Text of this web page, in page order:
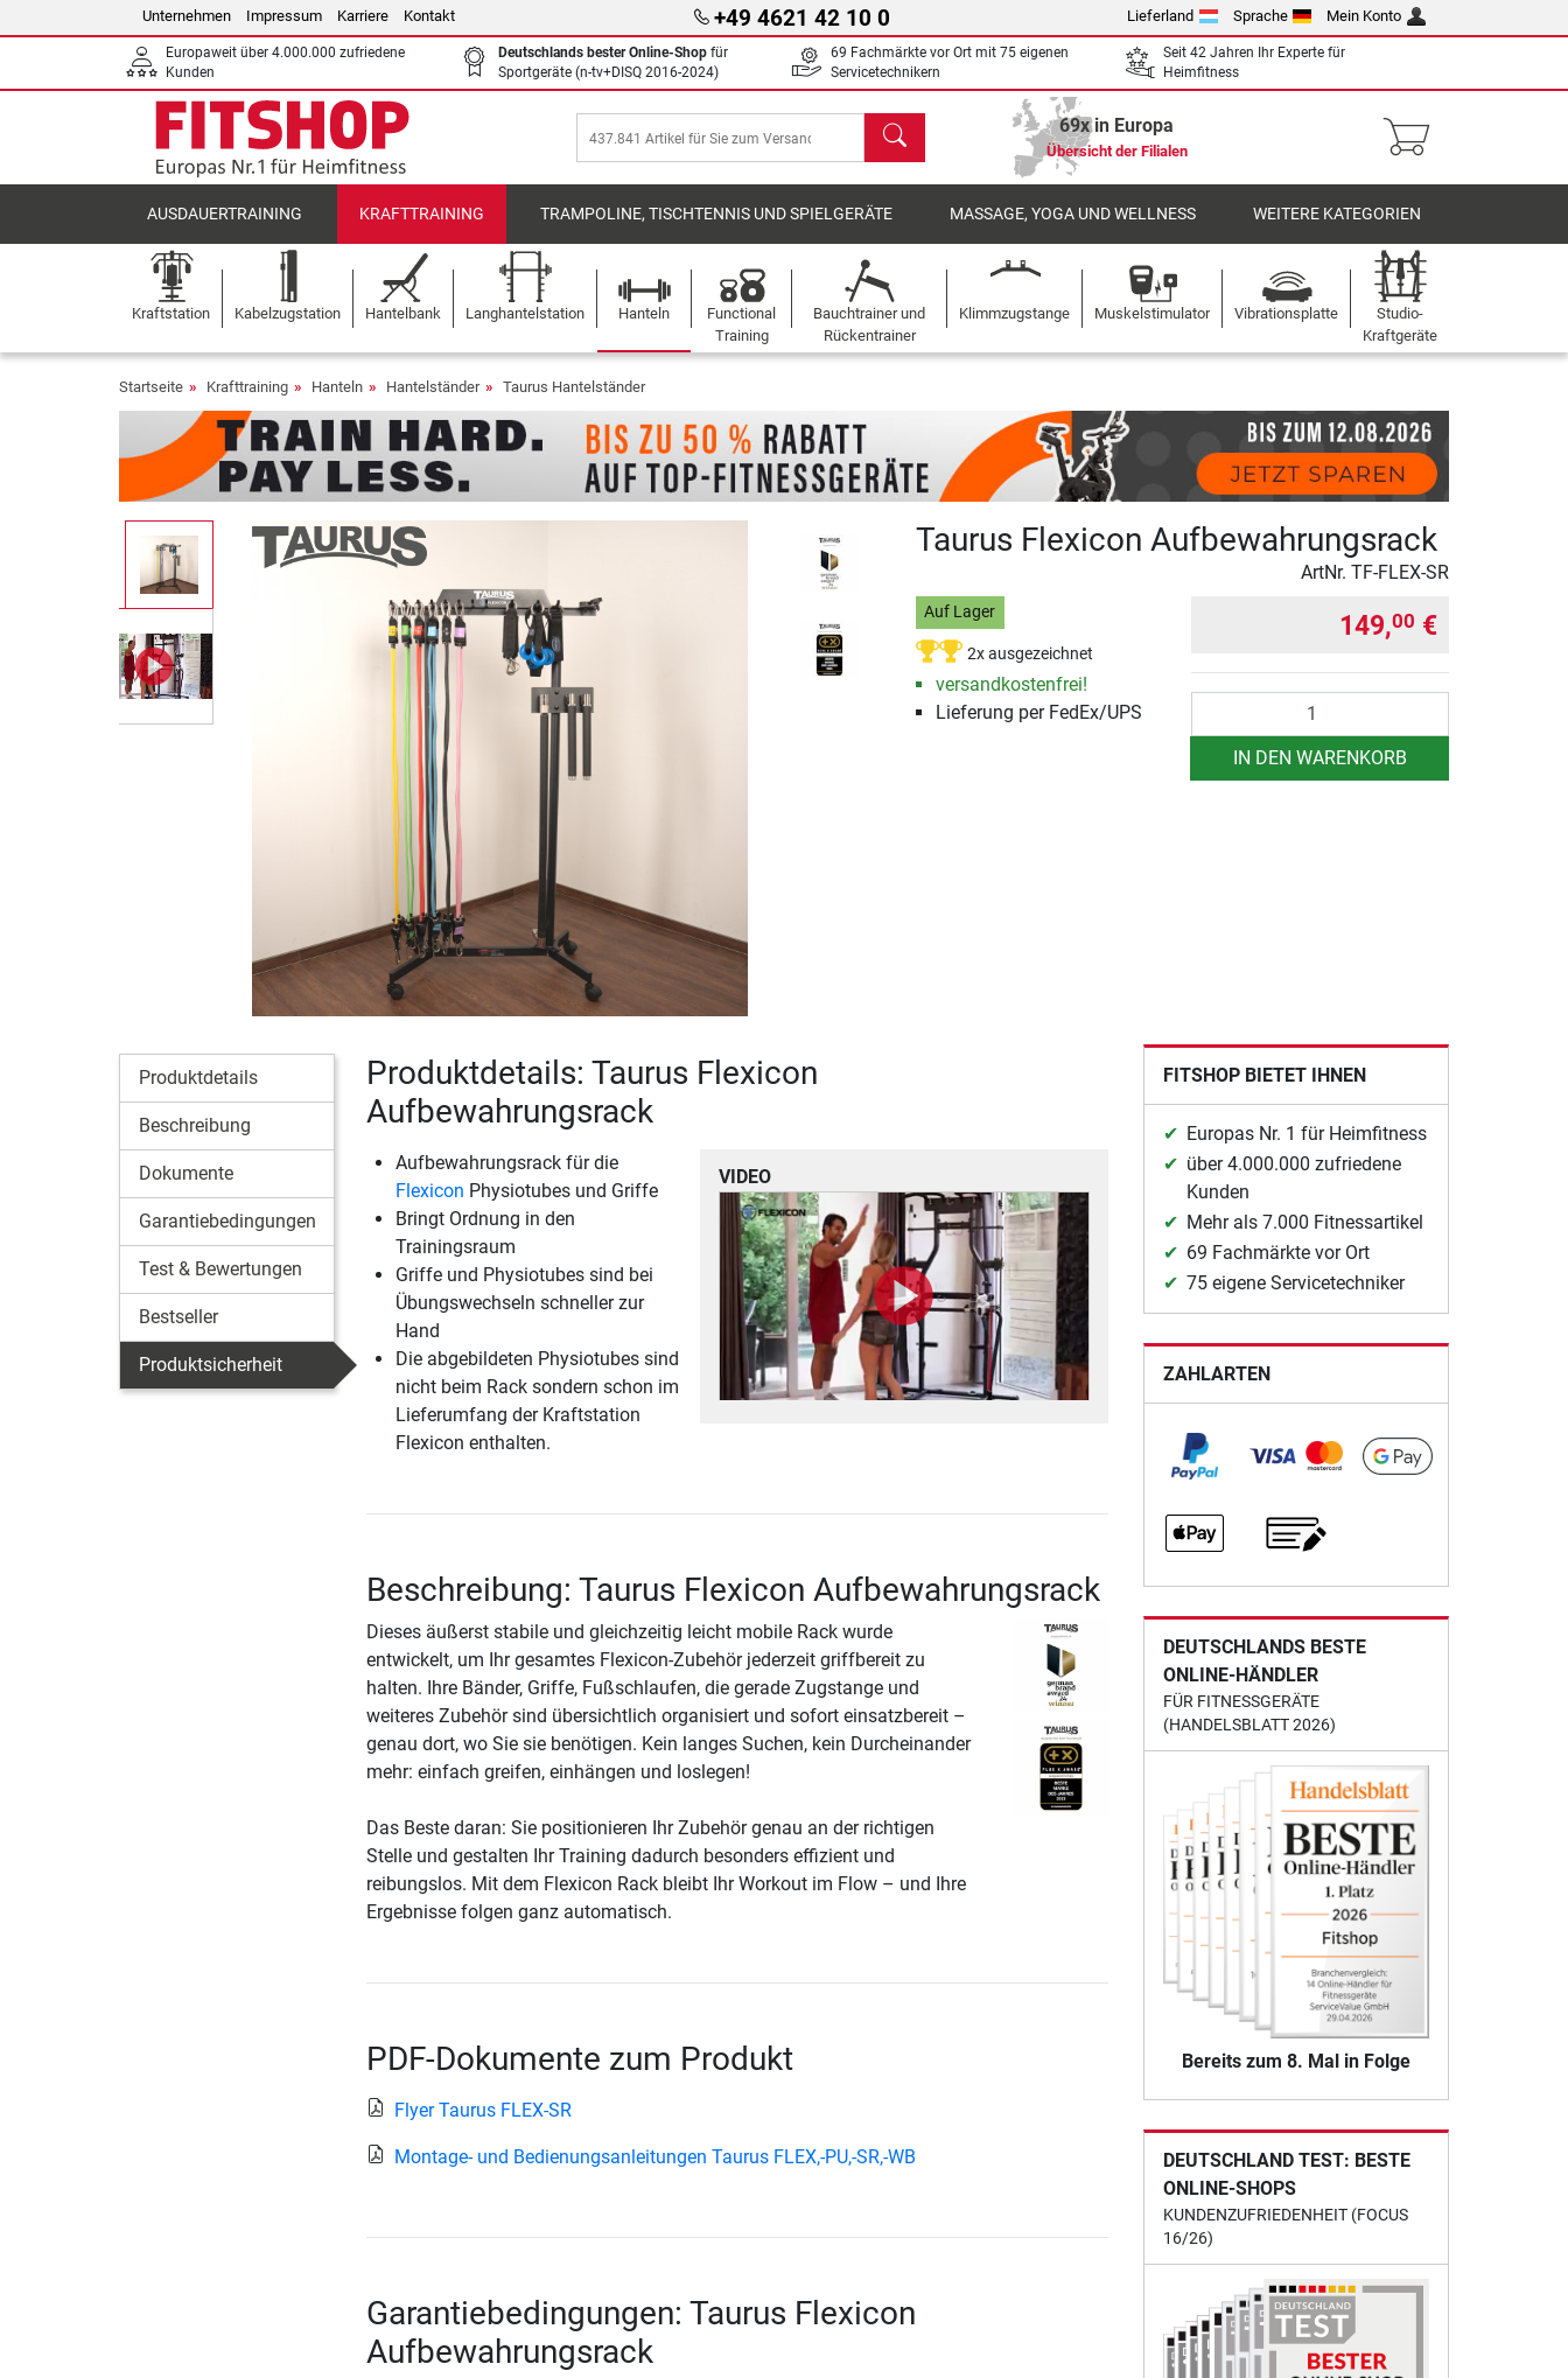
Unternehmen Impressum Karriere Kontakt +49 4621 42 10 0 Lieferland Sprache Mein Konto
Europaweit über 4.000.000 zufriedene
Kunden
Deutschlands bester Online-Shop für
Sportgeräte (n-tv+DISQ 2016-2024)
69 Fachmärkte vor Ort mit 75 eigenen
Servicetechnikern
Seit 42 Jahren Ihr Experte für
Heimfitness
Suchen 69x in Europa
Übersicht der Filialen
AUSDAUERTRAINING KRAFTTRAINING TRAMPOLINE, TISCHTENNIS UND SPIELGERÄTE MASSAGE, YOGA UND WELLNESS WEITERE KATEGORIEN
Kraftstation Kabelzugstation Hantelbank Langhantelstation Hanteln
Functional
Training
Bauchtrainer und
Rückentrainer
Klimmzugstange Muskelstimulator Vibrationsplatte
Studio-
Kraftgeräte
Startseite Krafttraining Hanteln Hantelständer Taurus Hantelständer
Taurus Flexicon Aufbewahrungsrack
ArtNr. TF-FLEX-SR
Auf Lager
2x ausgezeichnet
versandkostenfrei!
Lieferung per FedEx/UPS
149,00 €
IN DEN WARENKORB
Produktdetails
Beschreibung
Dokumente
Garantiebedingungen
Test & Bewertungen
Bestseller
Produktsicherheit
Produktdetails: Taurus Flexicon
Aufbewahrungsrack
VIDEO
Aufbewahrungsrack für die
Flexicon Physiotubes und Griffe
Bringt Ordnung in den
Trainingsraum
Griffe und Physiotubes sind bei
Übungswechseln schneller zur
Hand
Die abgebildeten Physiotubes sind
nicht beim Rack sondern schon im
Lieferumfang der Kraftstation
Flexicon enthalten.
Beschreibung: Taurus Flexicon Aufbewahrungsrack
Dieses äußerst stabile und gleichzeitig leicht mobile Rack wurde
entwickelt, um Ihr gesamtes Flexicon-Zubehör jederzeit griffbereit zu
halten. Ihre Bänder, Griffe, Fußschlaufen, die gerade Zugstange und
weiteres Zubehör sind übersichtlich organisiert und sofort einsatzbereit –
genau dort, wo Sie sie benötigen. Kein langes Suchen, kein Durcheinander
mehr: einfach greifen, einhängen und loslegen!
Das Beste daran: Sie positionieren Ihr Zubehör genau an der richtigen
Stelle und gestalten Ihr Training dadurch besonders effizient und
reibungslos. Mit dem Flexicon Rack bleibt Ihr Workout im Flow – und Ihre
Ergebnisse folgen ganz automatisch.
PDF-Dokumente zum Produkt
Flyer Taurus FLEX-SR
Montage- und Bedienungsanleitungen Taurus FLEX,-PU,-SR,-WB
Garantiebedingungen: Taurus Flexicon
Aufbewahrungsrack
FITSHOP BIETET IHNEN
Europas Nr. 1 für Heimfitness
über 4.000.000 zufriedene
Kunden
Mehr als 7.000 Fitnessartikel
69 Fachmärkte vor Ort
75 eigene Servicetechniker
ZAHLARTEN
DEUTSCHLANDS BESTE
ONLINE-HÄNDLER
FÜR FITNESSGERÄTE
(HANDELSBLATT 2026)
Bereits zum 8. Mal in Folge
DEUTSCHLAND TEST: BESTE
ONLINE-SHOPS
KUNDENZUFRIEDENHEIT (FOCUS
16/26)